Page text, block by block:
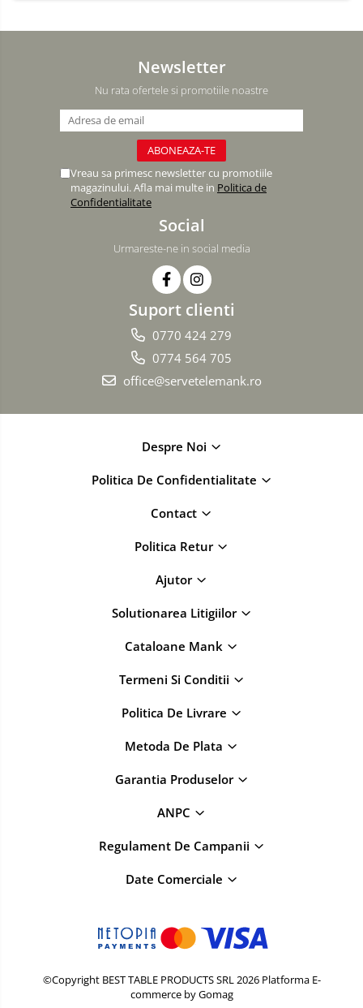
Newsletter
Nu rata ofertele si promotiile noastre
Vreau sa primesc newsletter cu promotiile
magazinului. Afla mai multe in Politica de
Confidentialitate
Social
Urmareste-ne in social media
Suport clienti
0770 424 279
0774 564 705
office@servetelemank.ro
Despre Noi
Politica De Confidentialitate
Contact
Politica Retur
Ajutor
Solutionarea Litigiilor
Cataloane Mank
Termeni Si Conditii
Politica De Livrare
Metoda De Plata
Garantia Produselor
ANPC
Regulament De Campanii
Date Comerciale
©Copyright BEST TABLE PRODUCTS SRL 2026 Platforma E-
commerce by Gomag